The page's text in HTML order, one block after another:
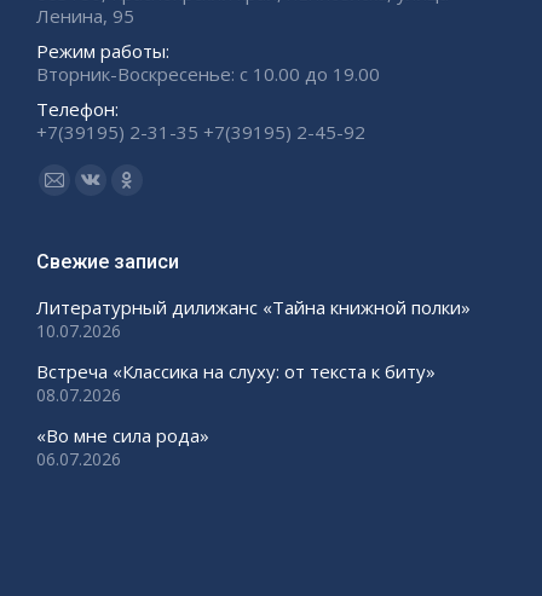
Ленина, 95
Режим работы:
Вторник-Воскресенье: с 10.00 до 19.00
Телефон:
+7(39195) 2-31-35 +7(39195) 2-45-92
Ищите нас:
Страница
открывается
новом
Страница
открывается
новом
Страница
открывается
новом
Свежие записи
Литературный дилижанс «Тайна книжной полки»
10.07.2026
Встреча «Классика на слуху: от текста к биту»
08.07.2026
«Во мне сила рода»
06.07.2026